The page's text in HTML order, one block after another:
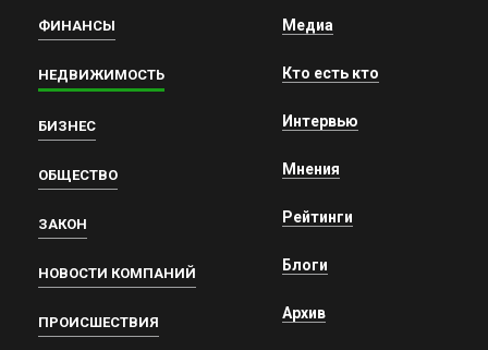
ФИНАНСЫ
НЕДВИЖИМОСТЬ
БИЗНЕС
ОБЩЕСТВО
ЗАКОН
НОВОСТИ КОМПАНИЙ
ПРОИСШЕСТВИЯ
Медиа
Кто есть кто
Интервью
Мнения
Рейтинги
Блоги
Архив